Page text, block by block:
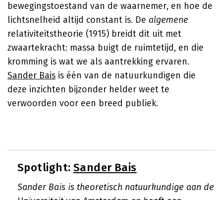
bewegingstoestand van de waarnemer, en hoe de
lichtsnelheid altijd constant is. De algemene
relativiteitstheorie (1915) breidt dit uit met
zwaartekracht: massa buigt de ruimtetijd, en die
kromming is wat we als aantrekking ervaren.
Sander Bais is één van de natuurkundigen die
deze inzichten bijzonder helder weet te
verwoorden voor een breed publiek.
Spotlight: Sander Bais
Sander Bais is theoretisch natuurkundige aan de